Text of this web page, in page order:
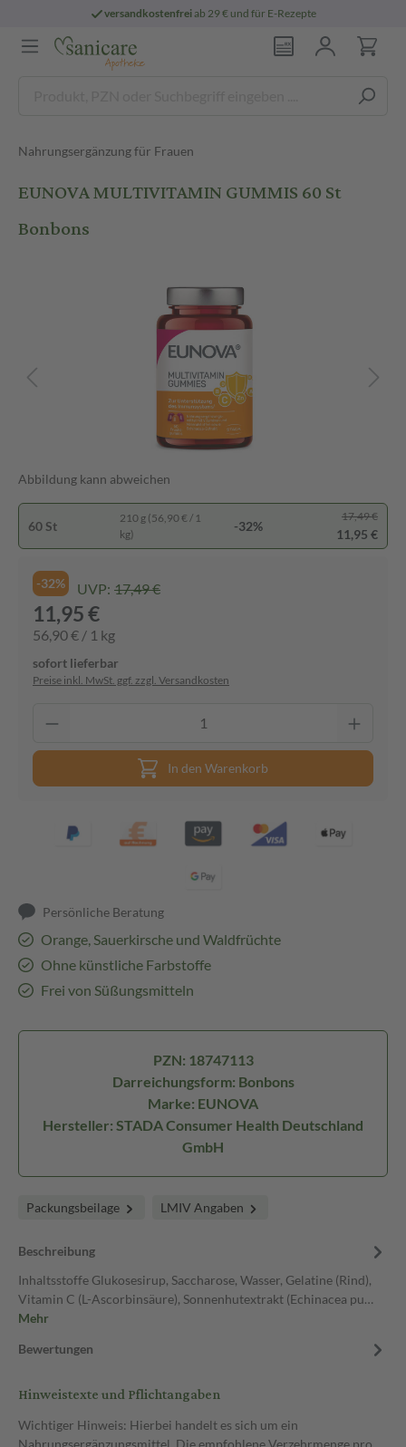
versandkostenfreiab 29 € und für E-Rezepte
Nahrungsergänzung für Frauen
EUNOVA MULTIVITAMIN GUMMIS 60 St
Bonbons
Abbildung kann abweichen
60 St
210 g (56,90 € / 1
kg)
-32%
17,49 €
11,95 €
-32% UVP: 17,49 €
11,95 €
56,90 € / 1 kg
sofort lieferbar
Preise inkl. MwSt. ggf. zzgl. Versandkosten
In den Warenkorb
Persönliche Beratung
Orange, Sauerkirsche und Waldfrüchte
Ohne künstliche Farbstoffe
Frei von Süßungsmitteln
PZN: 18747113
Darreichungsform: Bonbons
Marke: EUNOVA
Hersteller: STADA Consumer Health Deutschland
GmbH
Packungsbeilage LMIV Angaben
Beschreibung
Inhaltsstoffe Glukosesirup, Saccharose, Wasser, Gelatine (Rind),
Vitamin C (L-Ascorbinsäure), Sonnenhutextrakt (Echinacea pu…
Mehr
Bewertungen
Hinweistexte und Pflichtangaben
Wichtiger Hinweis: Hierbei handelt es sich um ein
Nahrungsergänzungsmittel. Die empfohlene Verzehrmenge pro